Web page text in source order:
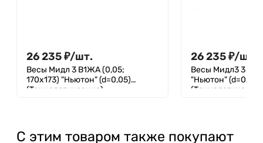
26 235₽/шт.
Весы Мидл 3 В1ЖА (0,05;
170х173) "Ньютон" (d=0,05)
(Технологические)
26 235₽/шт.
Весы Мидл3 3
"Ньютон" (d=0,1)
С этим товаром также покупают